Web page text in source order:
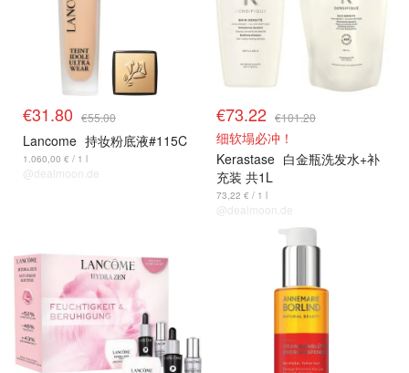
€31.80 €55.00
Lancome 持妆粉底液#115C
1.060,00 € / 1 l
@dealmoon.de
€73.22 €101.20
细软塌必冲！
Kerastase 白金瓶洗发水+补
充装 共1L
73,22 € / 1 l
@dealmoon.de